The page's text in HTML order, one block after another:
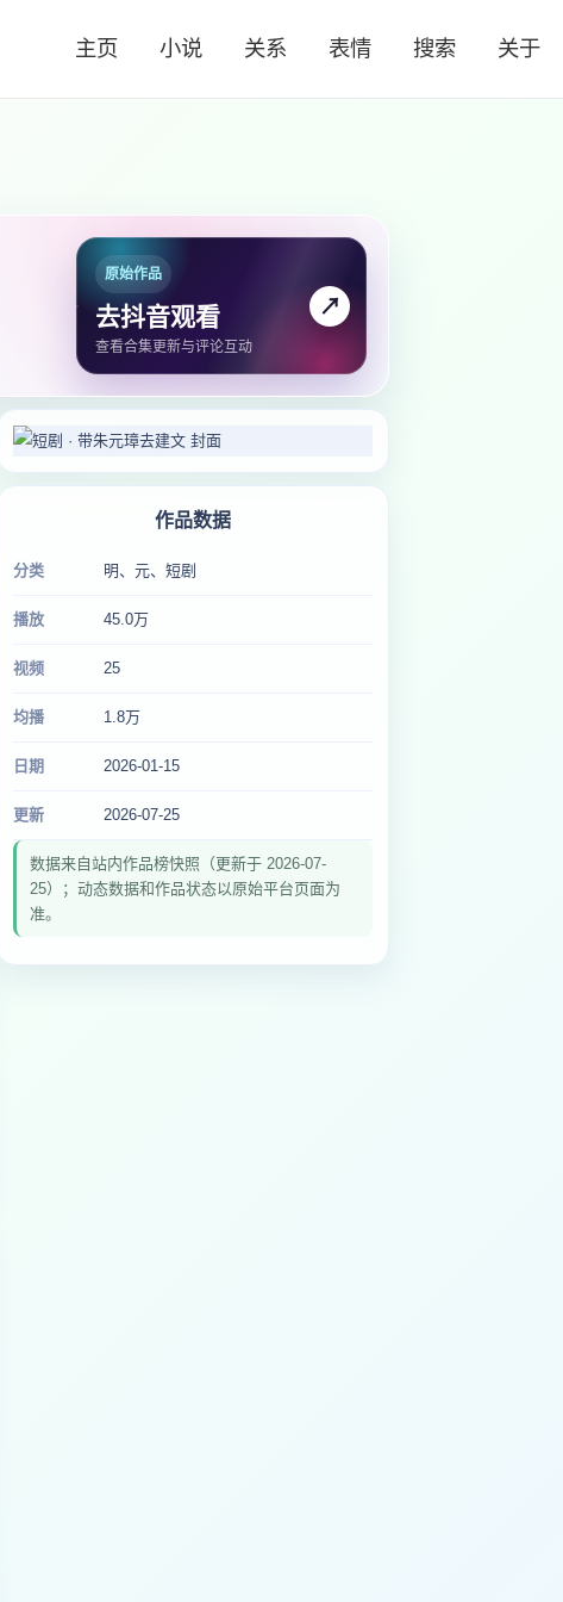
主页 小说 关系 表情 搜索 关于
原始作品
去抖音观看
查看合集更新与评论互动
↗
作品数据
分类 明、元、短剧
播放 45.0万
视频 25
均播 1.8万
日期 2026-01-15
更新 2026-07-25
数据来自站内作品榜快照（更新于 2026-07-
25）；动态数据和作品状态以原始平台页面为
准。